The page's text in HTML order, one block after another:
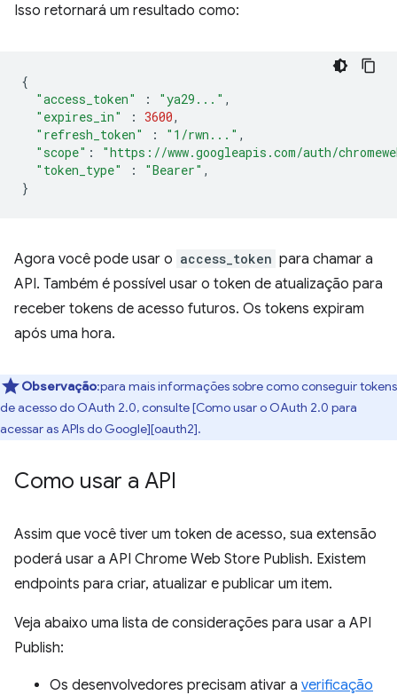
Isso retornará um resultado como:
{
"access_token"
: "ya29..." ,
"expires_in"
: 3600,
"refresh_token"
: "1/rwn..." ,
"scope" :
"https://www.googleapis.com/auth/
"token_type"
: "Bearer" ,
}
Agora você pode usar o access_token para chamar a
API. Também é possível usar o token de atualização para
receber tokens de acesso futuros. Os tokens expiram
após uma hora.
Observação:para mais informações sobre como conseguir tokens
de acesso do OAuth 2.0, consulte [Como usar o OAuth 2.0 para
acessar as APIs do Google][oauth2].
Como usar a API
Assim que você tiver um token de acesso, sua extensão
poderá usar a API Chrome Web Store Publish. Existem
endpoints para criar, atualizar e publicar um item.
Veja abaixo uma lista de considerações para usar a API
Publish:
Os desenvolvedores precisam ativar a verificação